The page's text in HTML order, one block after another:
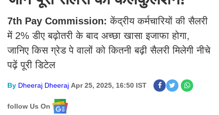
7th Pay Commission:केंद्रीय कर्मचारियों की सैलरी
में 2% डीए बढ़ोतरी के बाद अच्छा खासा इजाफा होगा,
जानिए किस ग्रेड पे वालों को कितनी बढ़ी सैलरी मिलेगी नीचे
पढ़ें पूरी डिटेल
By Dheeraj Dheeraj Apr 25, 2025, 16:50 IST
follow Us On